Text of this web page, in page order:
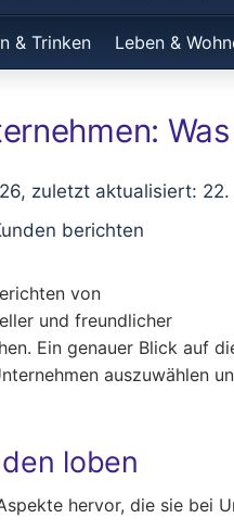
& Trinken Leben &
zuletzt aktualisiert:
von
und freundlicher
Ein genauer Blick auf
auszuwählen
loben
hervor, die sie bei